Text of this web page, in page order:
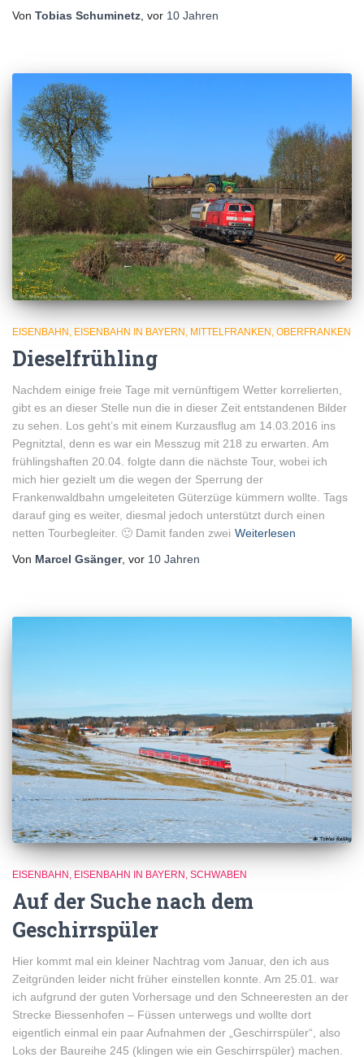
Von Tobias Schuminetz , vor 10 Jahren
EISENBAHN EISENBAHN IN BAYERN MITTELFRANKEN OBERFRANKEN
Dieselfrühling
Nachdem einige freie Tage mit vernünftigem Wetter korrelierten,
gibt es an dieser Stelle nun die in dieser Zeit entstandenen Bilder
zu sehen. Los geht’s mit einem Kurzausflug am 14.03.2016 ins
Pegnitztal, denn es war ein Messzug mit 218 zu erwarten. Am
frühlingshaften 20.04. folgte dann die nächste Tour, wobei ich
mich hier gezielt um die wegen der Sperrung der
Frankenwaldbahn umgeleiteten Güterzüge kümmern wollte. Tags
darauf ging es weiter, diesmal jedoch unterstützt durch einen
netten Tourbegleiter. 🙂 Damit fanden zwei Weiterlesen
Von Marcel Gsänger, vor 10 Jahren
EISENBAHN EISENBAHN IN BAYERN SCHWABEN
Auf der Suche nach dem
Geschirrspüler
Hier kommt mal ein kleiner Nachtrag vom Januar, den ich aus
Zeitgründen leider nicht früher einstellen konnte. Am 25.01. war
ich aufgrund der guten Vorhersage und den Schneeresten an der
Strecke Biessenhofen – Füssen unterwegs und wollte dort
eigentlich einmal ein paar Aufnahmen der „Geschirrspüler“, also
Loks der Baureihe 245 (klingen wie ein Geschirrspüler) machen.